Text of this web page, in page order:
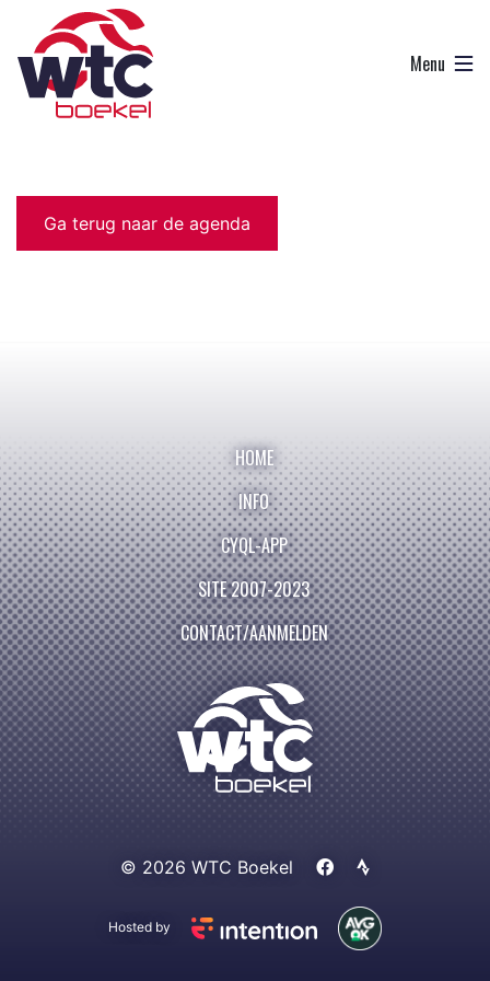
Ga terug naar de agenda
HOME
INFO
CYQL-APP
SITE 2007-2023
CONTACT/AANMELDEN
© 2026 WTC Boekel
Hosted by